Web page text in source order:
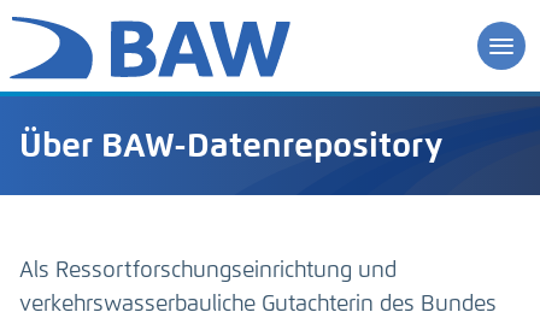
Über BAW-Datenrepository
Als Ressortforschungseinrichtung und
verkehrswasserbauliche Gutachterin des Bundes